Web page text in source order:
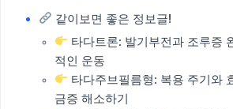
같이보면 좋은 정보글!
타다트론: 발기부전과 조루증
적인 운동
타다주브필름형: 복용 주기와
금증 해소하기